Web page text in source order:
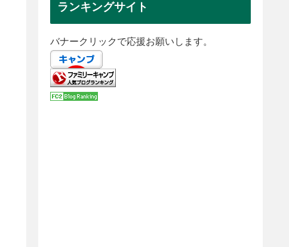
ランキングサイト
バナークリックで応援お願いします。